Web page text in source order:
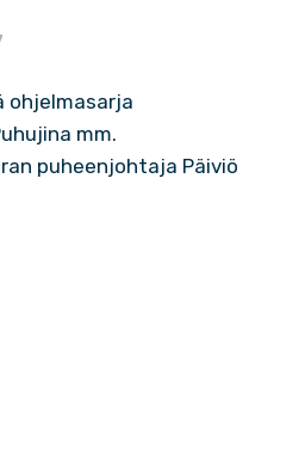
ohjelmasarja
mm.
puheenjohtaja Päiviö